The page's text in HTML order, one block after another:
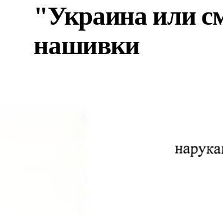
"Украина или
нашивки